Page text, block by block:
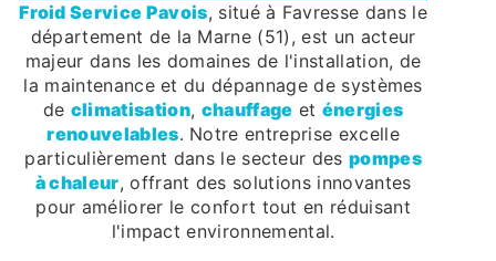
Froid Service Pavois, situé à Favresse dans le
département de la Marne (51), est un acteur
majeur dans les domaines de l'installation, de
la maintenance et du dépannage de systèmes
de climatisation, chauffage et énergies
renouvelables. Notre entreprise excelle
particulièrement dans le secteur despompes
à chaleur, offrant des solutions innovantes
pour améliorer le confort tout en réduisant
l'impact environnemental.